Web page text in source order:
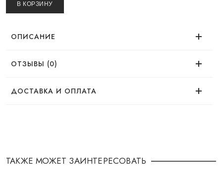
В КОРЗИНУ
ОПИСАНИЕ
ОТЗЫВЫ (0)
Нет отзывов об этом товаре.
ДОСТАВКА И ОПЛАТА
способом:
ТАКЖЕ МОЖЕТ ЗАИНТЕРЕСОВАТЬ